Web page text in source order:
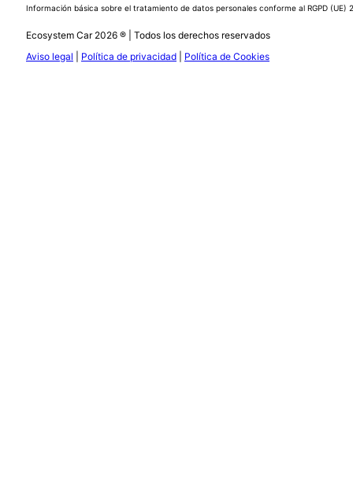
Información básica sobre el tratamiento de datos personales conforme al RGPD (UE)
Ecosystem Car 2026 ® | Todos los derechos reservados
Aviso legal
Política de privacidad Política de Cookies